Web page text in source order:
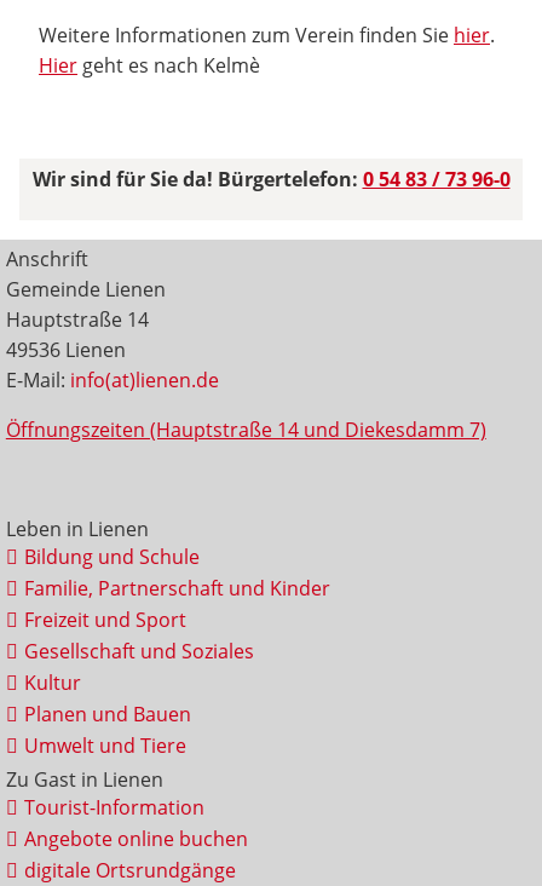
Weitere Informationen zum Verein finden Sie hier.
Hier geht es nach Kelmè
Wir sind für Sie da! Bürgertelefon: 0 54 83 / 73 96-0
Anschrift
Gemeinde Lienen
Hauptstraße 14
49536 Lienen
E-Mail: info(at)lienen.de
Öffnungszeiten (Hauptstraße 14 und Diekesdamm 7)
Leben in Lienen
Bildung und Schule
Familie, Partnerschaft und Kinder
Freizeit und Sport
Gesellschaft und Soziales
Kultur
Planen und Bauen
Umwelt und Tiere
Zu Gast in Lienen
Tourist-Information
Angebote online buchen
digitale Ortsrundgänge